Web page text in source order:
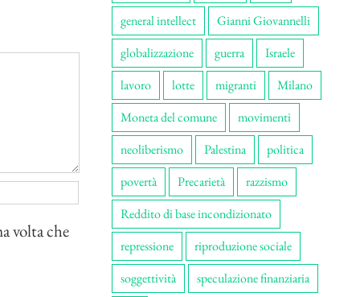
volta che
general intellect
Gianni Giovannelli
globalizzazione
guerra
Israele
lavoro
lotte migranti
Milano
Moneta del comune
movimenti
neoliberismo
Palestina
politica
povertà
Precarietà
razzismo
Reddito di base incondizionato
repressione
riproduzione sociale
soggettività
speculazione finanziaria